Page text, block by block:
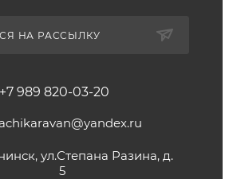
НА РАССЫЛКУ
+7 989 820-03-20
ул.Степана Разина, д.
5